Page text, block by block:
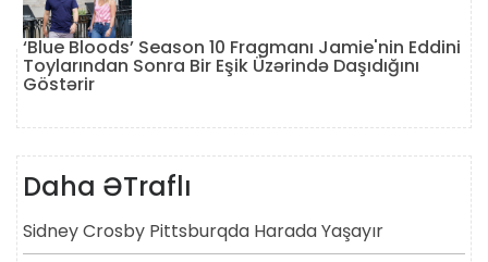
‘Blue Bloods’ Season 10 Fragmanı Jamie'nin Eddini
Toylarından Sonra Bir Eşik Üzərində Daşıdığını
Göstərir
Daha ƏTraflı
Sidney Crosby Pittsburqda Harada Yaşayır